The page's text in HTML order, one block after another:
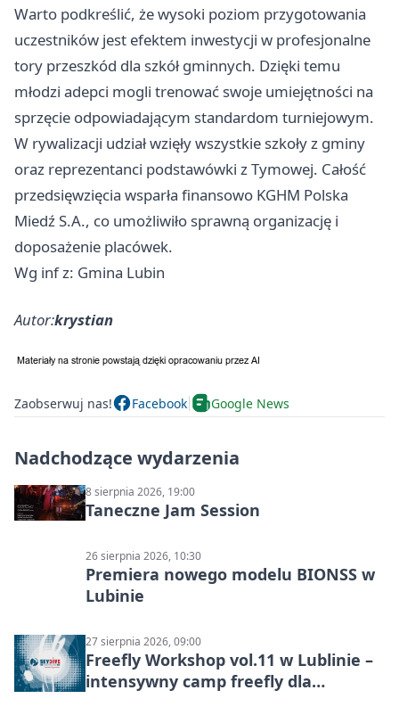
Warto podkreślić, że wysoki poziom przygotowania
uczestników jest efektem inwestycji w profesjonalne
tory przeszkód dla szkół gminnych. Dzięki temu
młodzi adepci mogli trenować swoje umiejętności na
sprzęcie odpowiadającym standardom turniejowym.
W rywalizacji udział wzięły wszystkie szkoły z gminy
oraz reprezentanci podstawówki z Tymowej. Całość
przedsięwzięcia wsparła finansowo KGHM Polska
Miedź S.A., co umożliwiło sprawną organizację i
doposażenie placówek.
Wg inf z: Gmina Lubin
Autor:krystian
Zaobserwuj nas! Facebook Google News
Nadchodzące wydarzenia
8 sierpnia 2026, 19:00
Taneczne Jam Session
26 sierpnia 2026, 10:30
Premiera nowego modelu BIONSS w
Lubinie
27 sierpnia 2026, 09:00
Freefly Workshop vol.11 w Lublinie –
intensywny camp freefly dla